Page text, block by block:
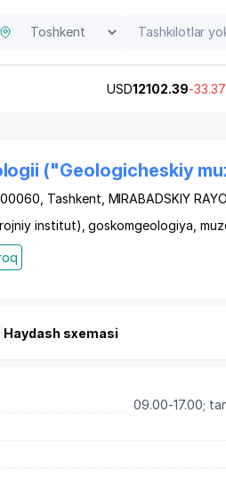
USD12102.39-33.37
("Geologicheskiy
Tashkent, MIRABADSKIY
institut), goskomgeologiya,
Haydash sxemasi
09.00-17.00;